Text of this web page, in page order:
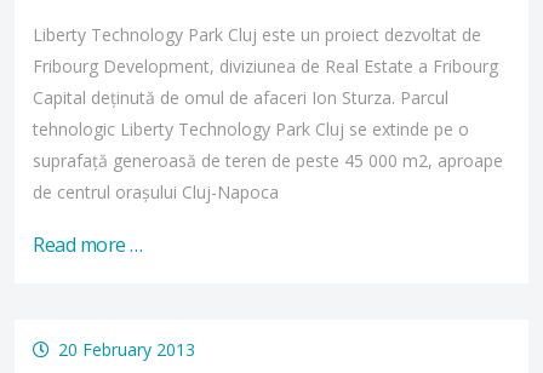
Liberty Technology Park Cluj este un proiect dezvoltat de
Fribourg Development, diviziunea de Real Estate a Fribourg
Capital deținută de omul de afaceri Ion Sturza. Parcul
tehnologic Liberty Technology Park Cluj se extinde pe o
suprafață generoasă de teren de peste 45 000 m2, aproape
de centrul orașului Cluj-Napoca
Read more …
20 February 2013